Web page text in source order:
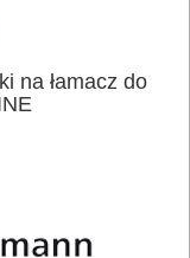
na łamacz do